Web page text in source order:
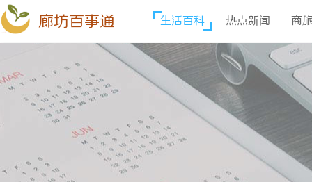
廊坊百事通 生活百科 热点新闻 商